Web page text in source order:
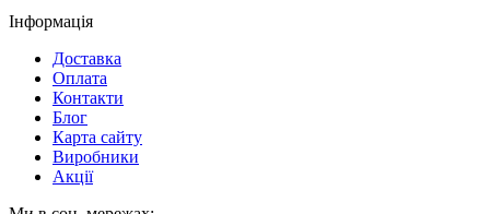
Інформація
Доставка
Оплата
Контакти
Блог
Карта сайту
Виробники
Акції